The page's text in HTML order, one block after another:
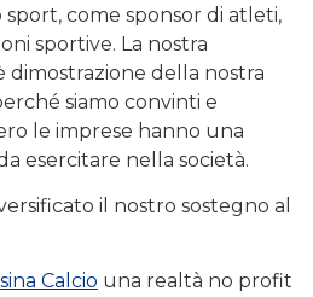
come sponsor di atleti,
sportive. La nostra
dimostrazione della nostra
siamo convinti e
le imprese hanno una
esercitare nella società.
il nostro sostegno al
Calcio una realtà no profit